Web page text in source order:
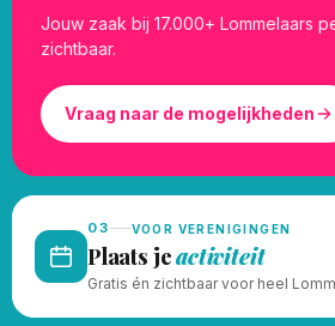
Jouw zaak bij 17.000+ Lommelaars
zichtbaar.
Vraag naar de mogelijkheden
03 VOOR VERENIGINGEN
Plaats jeactiviteit
Gratis én zichtbaar voor heel